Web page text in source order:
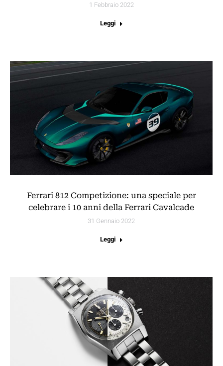
1 Febbraio 2022
Leggi
Ferrari 812 Competizione: una speciale per
celebrare i 10 anni della Ferrari Cavalcade
31 Gennaio 2022
Leggi